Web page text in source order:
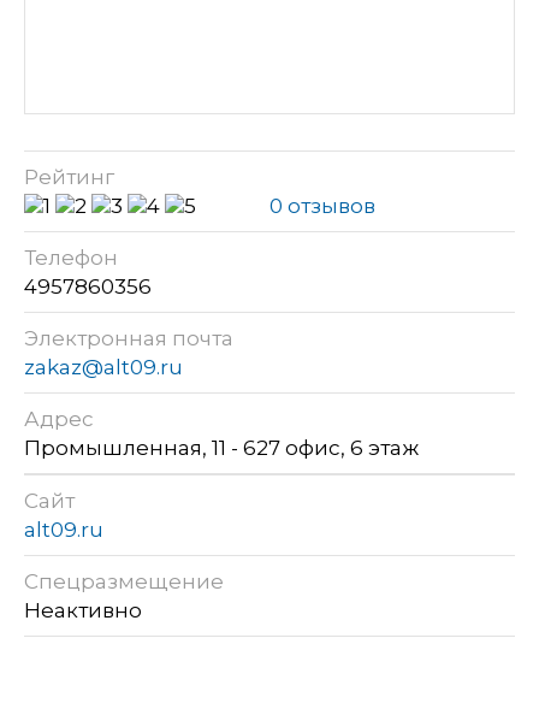
Рейтинг
0 отзывов
Телефон
4957860356
Электронная почта
zakaz@alt09.ru
Адрес
Промышленная, 11 - 627 офис, 6 этаж
Сайт
alt09.ru
Спецразмещение
Неактивно